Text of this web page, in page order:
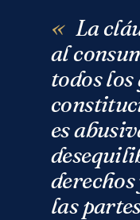
La
al
todos los
es
las